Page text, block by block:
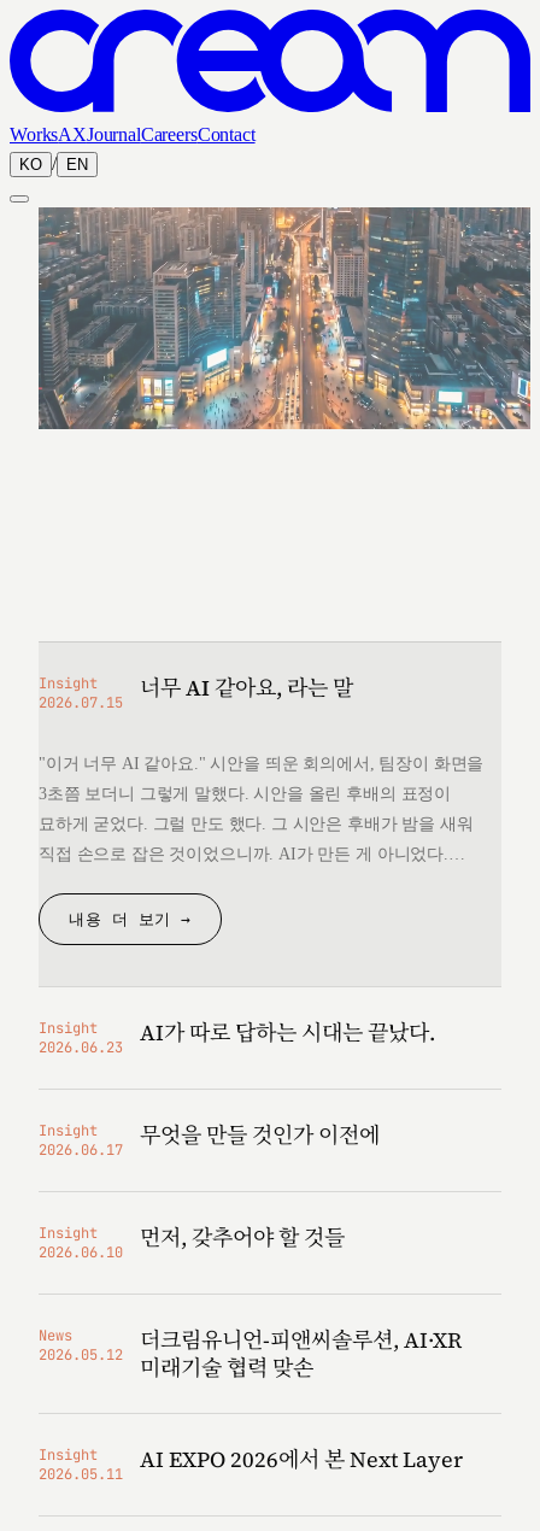
WorksAXJournalCareersContact
KO / EN
Insight
2026.07.15
너무 AI 같아요, 라는 말
"이거 너무 AI 같아요." 시안을 띄운 회의에서, 팀장이 화면을
3초쯤 보더니 그렇게 말했다. 시안을 올린 후배의 표정이
묘하게 굳었다. 그럴 만도 했다. 그 시안은 후배가 밤을 새워
직접 손으로 잡은 것이었으니까. AI가 만든 게 아니었다.
것을 변호할 언어를 끝내 찾지 못했다. 돌아오는 길에
생각했다. 대체 "AI 같다"는…
내용 더 보기 →
Insight
2026.06.23
AI가 따로 답하는 시대는 끝났다.
Insight
2026.06.17
무엇을 만들 것인가 이전에
Insight
2026.06.10
먼저, 갖추어야 할 것들
News
2026.05.12
더크림유니언-피앤씨솔루션, AI·XR
미래기술 협력 맞손
Insight
2026.05.11
AI EXPO 2026에서 본 Next Layer